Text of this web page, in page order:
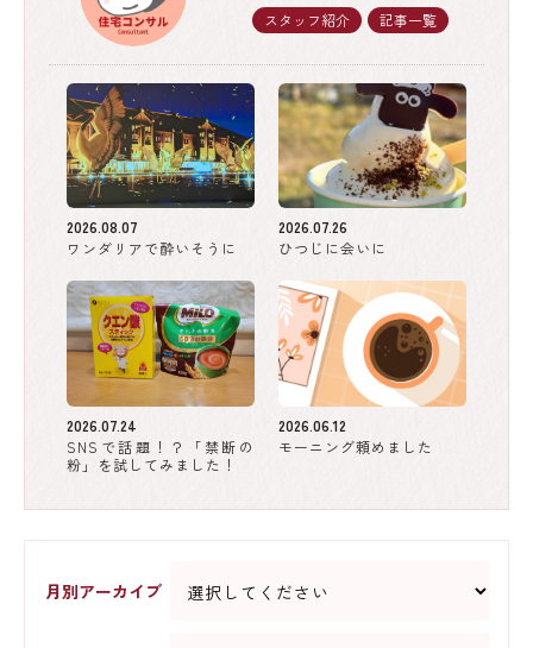
スタッフ紹介 記事一覧
2026.08.07
ワンダリアで酔いそうに
2026.07.26
ひつじに会いに
2026.07.24
SNSで話題！？「禁断の
粉」を試してみました！
2026.06.12
モーニング頼めました
月別アーカイブ